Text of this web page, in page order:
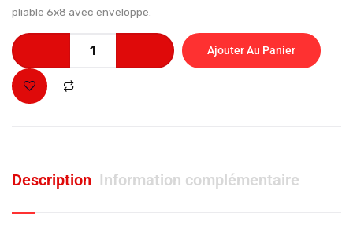
pliable 6x8 avec enveloppe.
Ajouter Au Panier
Description Information complémentaire